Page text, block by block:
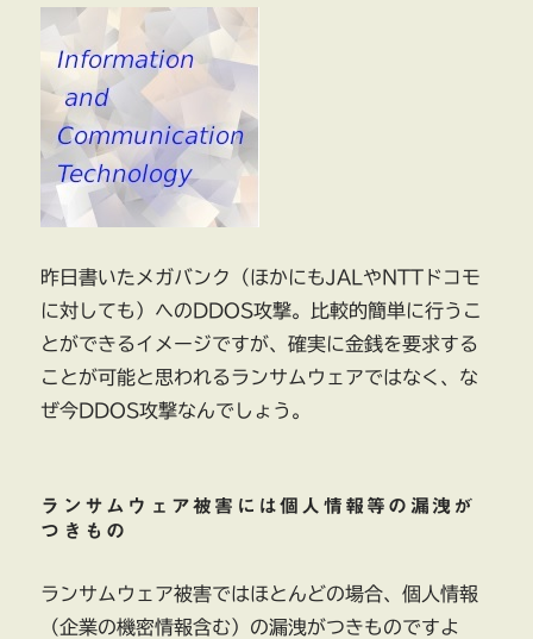
昨日書いたメガバンク（ほかにもJALやNTTドコモ
に対しても）へのDDOS攻撃。比較的簡単に行うこ
とができるイメージですが、確実に金銭を要求する
ことが可能と思われるランサムウェアではなく、な
ぜ今DDOS攻撃なんでしょう。
ランサムウェア被害には個人情報等の漏洩が
つきもの
ランサムウェア被害ではほとんどの場合、個人情報
（企業の機密情報含む）の漏洩がつきものですよ